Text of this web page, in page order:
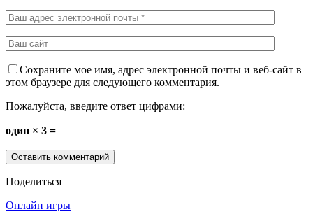
Сохраните мое имя, адрес электронной почты и веб-сайт в
этом браузере для следующего комментария.
Пожалуйста, введите ответ цифрами:
один × 3 =
Поделиться
Онлайн игры